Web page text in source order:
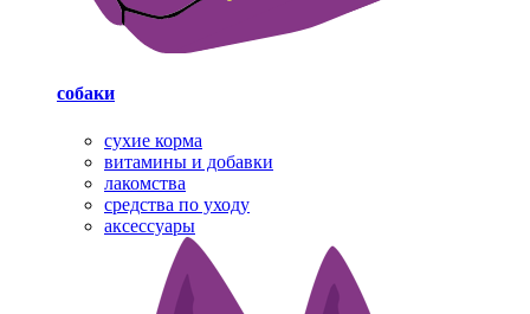
собаки
cухие корма
витамины и добавки
лакомства
средства по уходу
аксессуары